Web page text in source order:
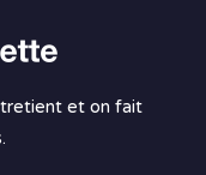
et on fait